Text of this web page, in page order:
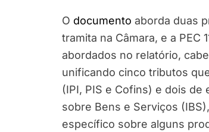
O documento aborda duas
tramita na Câmara, e a PEC
abordados no relatório,
unificando cinco tributos
(IPI, PIS e Cofins) e dois de
sobre Bens e Serviços
específico sobre alguns